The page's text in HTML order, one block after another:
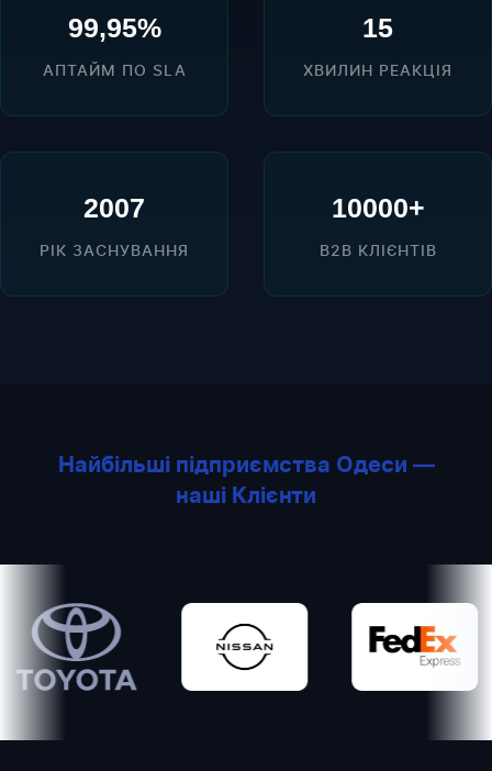
99,95%
АПТАЙМ ПО SLA
15
ХВИЛИН РЕАКЦІЯ
2007
РІК ЗАСНУВАННЯ
10000+
B2B КЛІЄНТІВ
Найбільші підприємства Одеси —
наші Клієнти